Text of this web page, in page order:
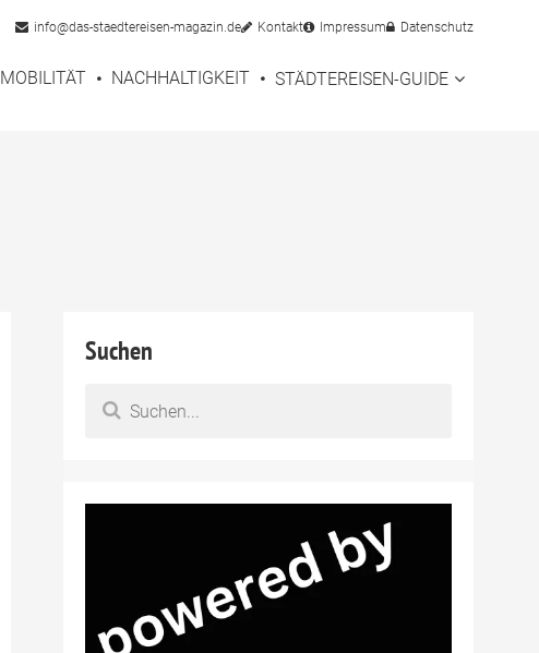
info@das-staedtereisen-magazin.de Kontakt Impressum Datenschutz
MOBILITÄT NACHHALTIGKEIT STÄDTEREISEN-GUIDE
Suchen